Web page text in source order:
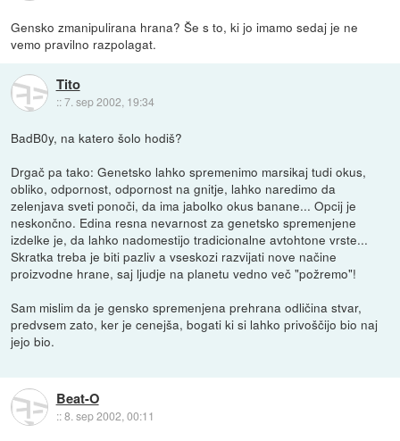
Gensko zmanipulirana hrana? Še s to, ki jo imamo sedaj je ne
vemo pravilno razpolagat.
Tito
::7. sep 2002, 19:34
BadB0y, na katero šolo hodiš?
Drgač pa tako: Genetsko lahko spremenimo marsikaj tudi okus,
obliko, odpornost, odpornost na gnitje, lahko naredimo da
zelenjava sveti ponoči, da ima jabolko okus banane... Opcij je
neskončno. Edina resna nevarnost za genetsko spremenjene
izdelke je, da lahko nadomestijo tradicionalne avtohtone vrste...
Skratka treba je biti pazliv a vseskozi razvijati nove načine
proizvodne hrane, saj ljudje na planetu vedno več "požremo"!
Sam mislim da je gensko spremenjena prehrana odličina stvar,
predvsem zato, ker je cenejša, bogati ki si lahko privoščijo bio naj
jejo bio.
Beat-O
::8. sep 2002, 00:11